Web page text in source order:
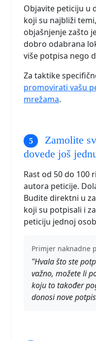
Objavite peticiju u
koji su najbliži
objašnjenje zašto
dobro odabrana
više potpisa nego
Za taktike
promovirati vašu
mrežama.
Zamolite
dovede još
Rast od 50 do 100
autora peticije.
Budite direktni u
koji su potpisali i
peticiju jednoj
Primjer naknadne
"Hvala što ste
važno, možete li
koju to također
donosi nove